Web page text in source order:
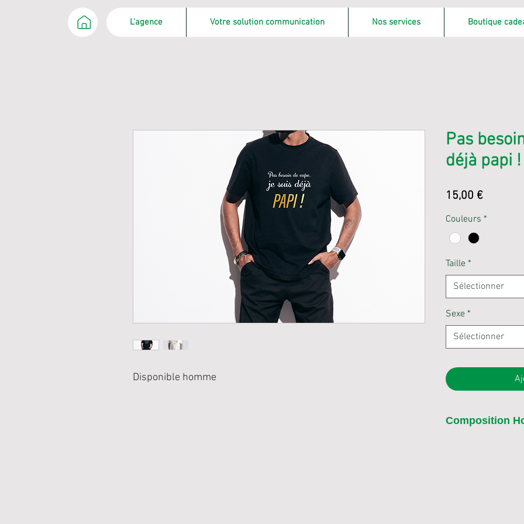
L'agence Votre solution communication Nos services Boutique
Disponible homme
Pas
déjà papi !
15,00 €Prix
Couleurs *
Taille *
Sélectionner
Sexe *
Sélectionner
Composition